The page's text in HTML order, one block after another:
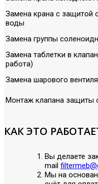
Замена крана с защитой
воды
Замена группы
Замена таблетки в
работа)
Замена шарового
Монтаж клапана защиты
КАК ЭТО
Вы делаете
mail
Мы на